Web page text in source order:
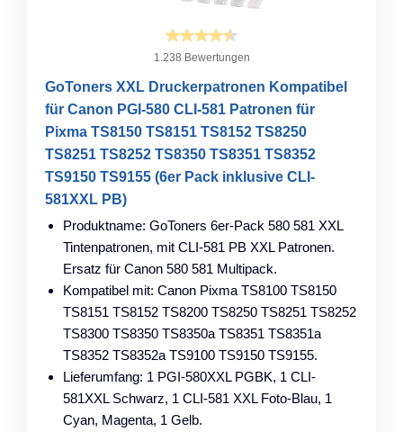
1.238 Bewertungen
GoToners XXL Druckerpatronen Kompatibel
für Canon PGI-580 CLI-581 Patronen für
Pixma TS8150 TS8151 TS8152 TS8250
TS8251 TS8252 TS8350 TS8351 TS8352
TS9150 TS9155 (6er Pack inklusive CLI-
581XXL PB)
Produktname: GoToners 6er-Pack 580 581 XXL
Tintenpatronen, mit CLI-581 PB XXL Patronen.
Ersatz für Canon 580 581 Multipack.
Kompatibel mit: Canon Pixma TS8100 TS8150
TS8151 TS8152 TS8200 TS8250 TS8251 TS8252
TS8300 TS8350 TS8350a TS8351 TS8351a
TS8352 TS8352a TS9100 TS9150 TS9155.
Lieferumfang: 1 PGI-580XXL PGBK, 1 CLI-
581XXL Schwarz, 1 CLI-581 XXL Foto-Blau, 1
Cyan, Magenta, 1 Gelb.